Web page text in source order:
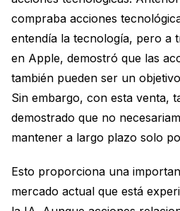
compraba acciones
entendía la tecnología, pero a
en Apple, demostró que las
también pueden ser un
Sin embargo, con esta venta,
demostrado que no
mantener a largo plazo solo
Esto proporciona una
mercado actual que está